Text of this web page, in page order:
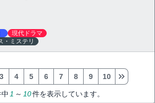
現代ドラマ
・ミステリ
1 ～ 10件を表示しています。
3 4 5 6 7 8 9 10